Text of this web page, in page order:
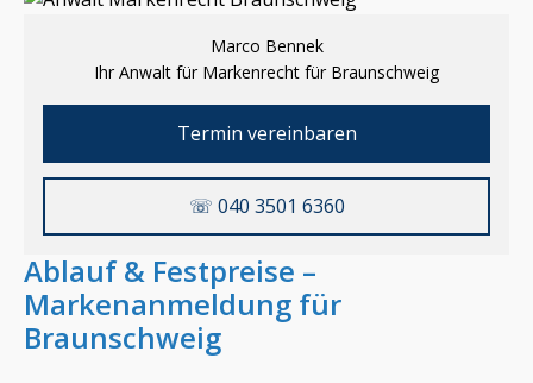
Marco Bennek
Ihr Anwalt für Markenrecht für Braunschweig
Termin vereinbaren
☏ 040 3501 6360
Ablauf & Festpreise –
Markenanmeldung für
Braunschweig